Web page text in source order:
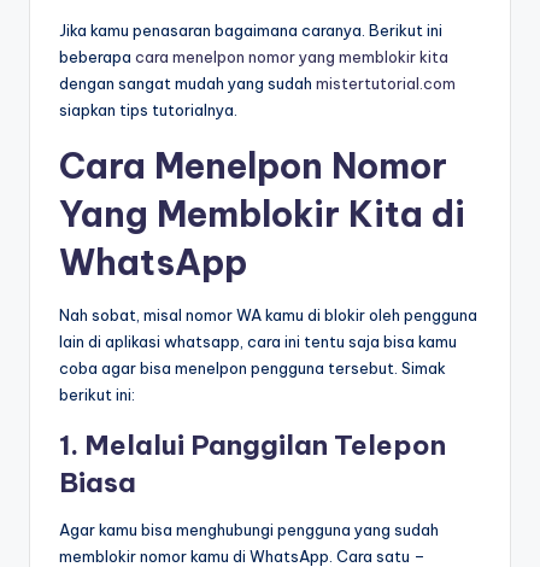
Jika kamu penasaran bagaimana caranya. Berikut ini
beberapa cara menelpon nomor yang memblokir kita
dengan sangat mudah yang sudah mistertutorial.com
siapkan tips tutorialnya.
Cara Menelpon Nomor
Yang Memblokir Kita di
WhatsApp
Nah sobat, misal nomor WA kamu di blokir oleh pengguna
lain di aplikasi whatsapp, cara ini tentu saja bisa kamu
coba agar bisa menelpon pengguna tersebut. Simak
berikut ini:
1. Melalui Panggilan Telepon
Biasa
Agar kamu bisa menghubungi pengguna yang sudah
memblokir nomor kamu di WhatsApp. Cara satu –